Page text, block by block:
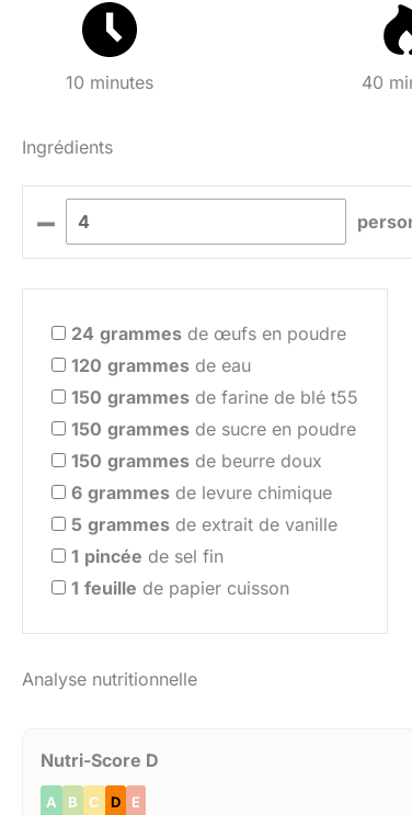
10 minutes 40
Ingrédients
–
24 grammes de œufs en poudre
120 grammes de eau
150 grammes de farine de blé t55
150 grammes de sucre en poudre
150 grammes de beurre doux
6 grammes de levure chimique
5 grammes de extrait de vanille
1 pincée de sel fin
1 feuille de papier cuisson
Analyse nutritionnelle
Nutri-Score D
A B C D E